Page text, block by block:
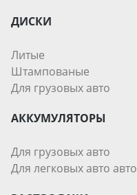
ДИСКИ
Литые
Штампованые
Для грузовых авто
АККУМУЛЯТОРЫ
Для грузовых авто
Для легковых авто авто